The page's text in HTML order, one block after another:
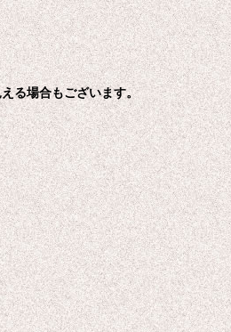
る場合もございます。